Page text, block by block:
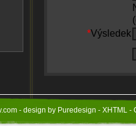
*Výsledek
- design by Puredesign - XHTML -